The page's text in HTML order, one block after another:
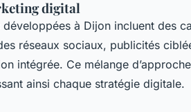
digital
développées à Dijon incluent des
réseaux sociaux, publicités
intégrée. Ce mélange
ainsi chaque stratégie digitale.